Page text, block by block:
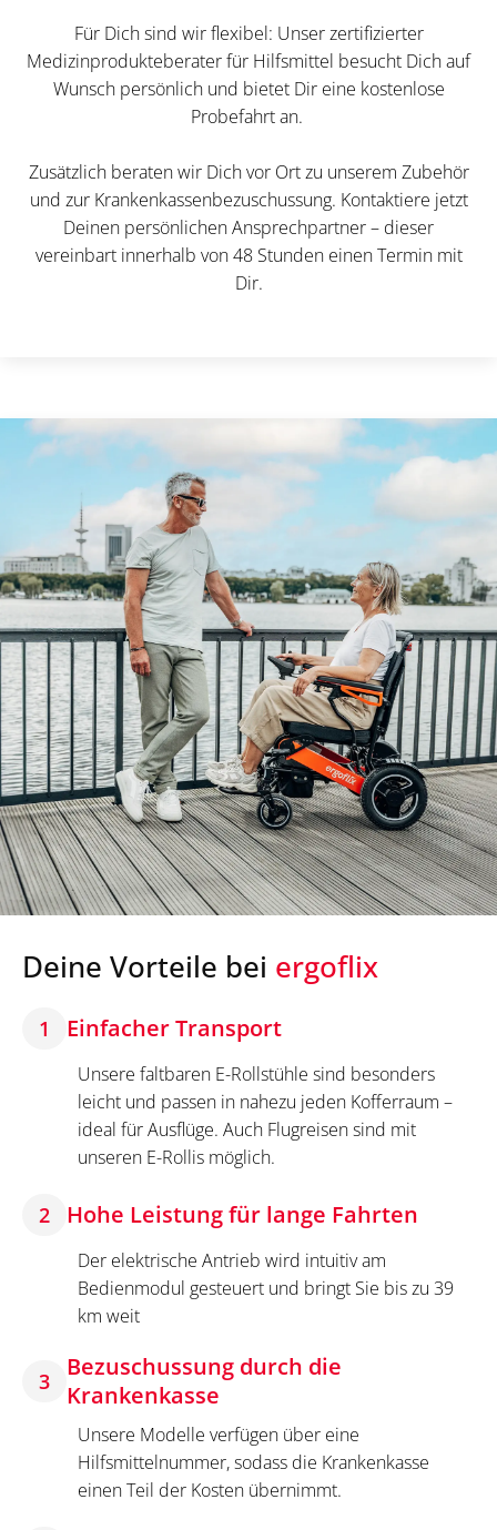
Für Dich sind wir flexibel: Unser zertifizierter
Medizinprodukteberater für Hilfsmittel besucht Dich auf
Wunsch persönlich und bietet Dir eine kostenlose
Probefahrt an.
Zusätzlich beraten wir Dich vor Ort zu unserem Zubehör
und zur Krankenkassenbezuschussung. Kontaktiere jetzt
Deinen persönlichen Ansprechpartner – dieser
vereinbart innerhalb von 48 Stunden einen Termin mit
Dir.
Deine Vorteile bei ergoflix
1 Einfacher Transport
Unsere faltbaren E-Rollstühle sind besonders
leicht und passen in nahezu jeden Kofferraum –
ideal für Ausflüge. Auch Flugreisen sind mit
unseren E-Rollis möglich.
2 Hohe Leistung für lange Fahrten
Der elektrische Antrieb wird intuitiv am
Bedienmodul gesteuert und bringt Sie bis zu 39
km weit
3
Bezuschussung durch die
Krankenkasse
Unsere Modelle verfügen über eine
Hilfsmittelnummer, sodass die Krankenkasse
einen Teil der Kosten übernimmt.